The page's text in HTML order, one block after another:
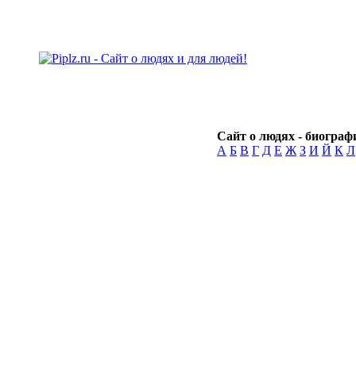
Сайт о людях -
А Б В Г Д Е Ж З И Й К Л